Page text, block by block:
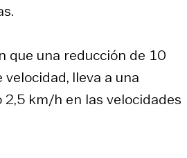
que una reducción de 10
lleva a una
km/h en las velocidades